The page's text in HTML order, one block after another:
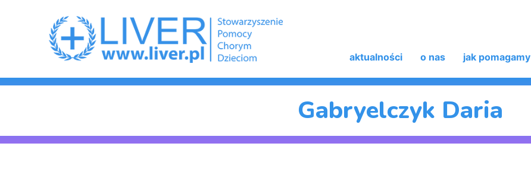
aktualności o nas jak pomagamy
Gabryelczyk Daria